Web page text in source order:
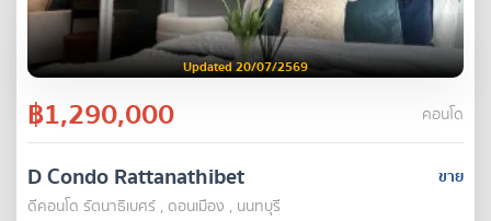
Updated 20/07/2569
฿1,290,000 คอนโด
ขาย
D Condo Rattanathibet
ดีคอนโด รัตนา​ธิเบศร์ , ดอนเมือง , นนทบุรี